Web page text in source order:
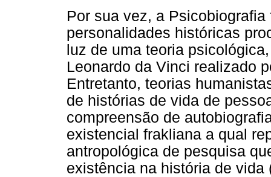
Por sua vez, a
personalidades históricas
luz de uma teoria
Leonardo da Vinci realizado
Entretanto, teorias
de histórias de vida de
compreensão de
existencial frakliana a qual
antropológica de pesquisa
existência na história de vida